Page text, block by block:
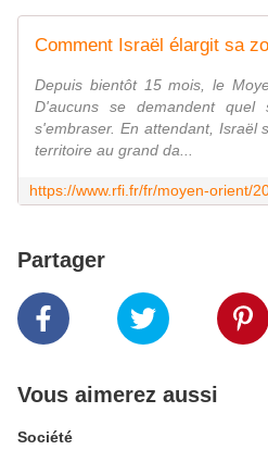
Depuis bientôt 15 mois, le
D'aucuns se demandent
s'embraser. En attendant, Israël
territoire au grand da...
Partager
Vous aimerez aussi
Société